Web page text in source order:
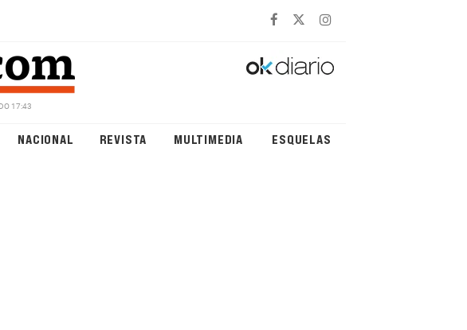
17:43
NACIONAL REVISTA MULTIMEDIA ESQUELAS